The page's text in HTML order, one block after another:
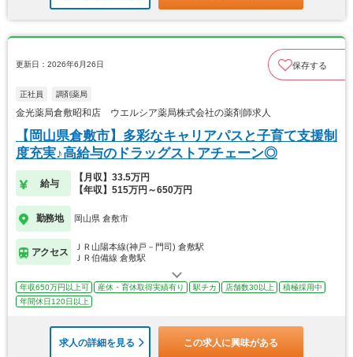
更新日：2026年6月26日 保存する
正社員 調剤薬局
金光薬局倉敷昭和店 ウエルシア薬局株式会社の薬剤師求人
【岡山県倉敷市】多彩なキャリアパスと子育て支援制
度充実♪高給与のドラッグストアチェーン◎
給与
【月収】33.5万円
【年収】515万円～650万円
勤務地 岡山県 倉敷市
アクセス
ＪＲ山陽本線(神戸－門司) 倉敷駅
ＪＲ伯備線 倉敷駅
年収650万円以上可 産休・育休取得実績有り 駅チカ 店舗数30以上
積極採用中
年間休日120日以上
求人の詳細を見る この求人に興味がある